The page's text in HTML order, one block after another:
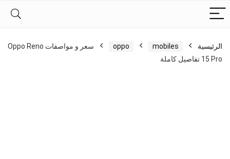
الرئيسية mobiles
oppo
سعر و مواصفات Oppo Reno
15 Pro تفاصيل كاملة